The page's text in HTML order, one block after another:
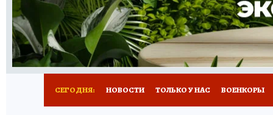
РАДИО КП РЕКЛАМА ТЕСТЫ НОВОЕ
СЕГОДНЯ: НОВОСТИ ТОЛЬКО У НАС ВОЕНКОРЫ